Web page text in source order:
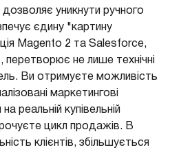
уникнути ручного
єдину "картину
Magento 2 та Salesforce,
перетворює не лише технічні
Ви отримуєте можливість
маркетингові
реальній купівельній
цикл продажів. В
клієнтів, збільшується